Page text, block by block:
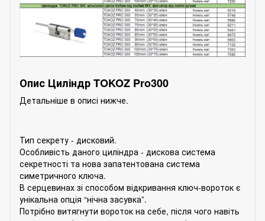
Опис Циліндр TOKOZ Pro300
Детальніше в описі нижче.
Тип секрету - дисковий.
Особливість даного циліндра - дискова система
секретності та нова запатентована система
симетричного ключа.
В серцевинах зі способом відкривання ключ-вороток є
унікальна опція “нічна засувка”.
Потрібно витягнути вороток на себе, після чого навіть